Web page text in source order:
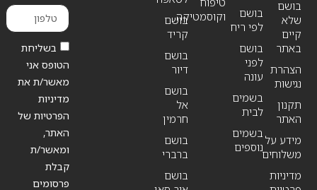
בושם
שלא
קיים
באתר
הצהרת
נגישות
תקנון
האתר
מידע על
משלוחים
מדיניות
וקוסמטיקה
בושם
לפי ריח
בושם
לפני
עונה
בשמים
לבית
בשמים
נוספים
בושם
קריד
בושם
דיור
בושם
אל
חרמין
בושם
ברברי
בושם
בשליחת
הטופס אני
מאשר/ת את
מדיניות
הפרטיות של
האתר,
ומאשר/ת
קבלת
פרסומים